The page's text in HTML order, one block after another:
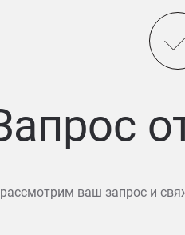
ваш запрос и